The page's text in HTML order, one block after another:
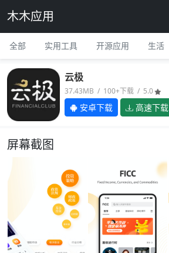
木木应用
全部 实用工具 开源应用 生活
云极
37.43MB / 100+下载 / 5.0
安卓下载 高速下载
屏幕截图